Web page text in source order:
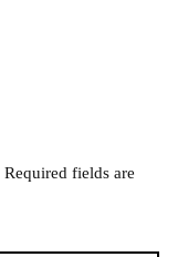
Required fields are